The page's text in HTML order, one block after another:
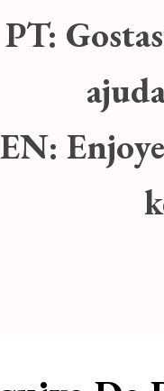
PT:
EN: